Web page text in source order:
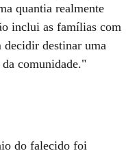
quantia realmente
inclui as famílias com
decidir destinar uma
comunidade."
do falecido foi